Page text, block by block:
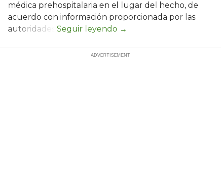
médica prehospitalaria en el lugar del hecho, de
acuerdo con información proporcionada por las
autoridades.